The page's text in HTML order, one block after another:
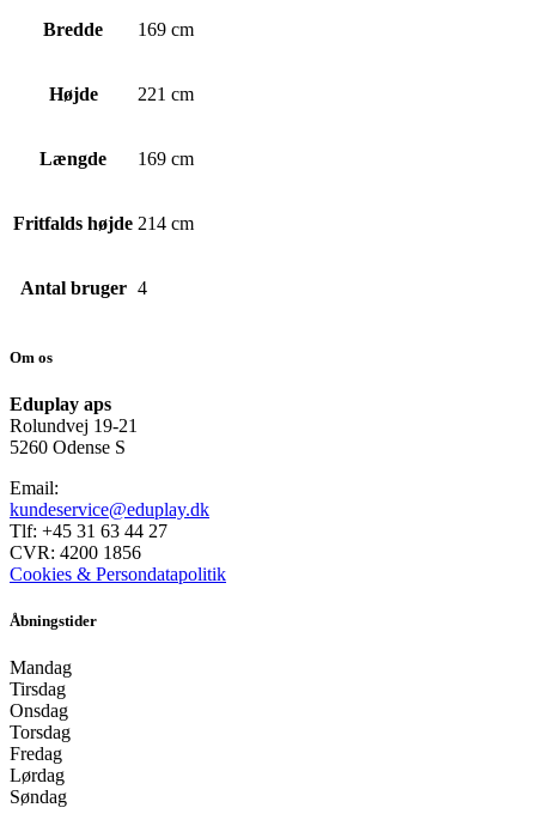
Bredde 169 cm
Højde 221 cm
Længde 169 cm
Fritfalds højde 214 cm
Antal bruger 4
Om os
Eduplay aps
Rolundvej 19-21
5260 Odense S
Email:
kundeservice@eduplay.dk
Tlf: +45 31 63 44 27
CVR: 4200 1856
Cookies & Persondatapolitik
Åbningstider
Mandag
Tirsdag
Onsdag
Torsdag
Fredag
Lørdag
Søndag